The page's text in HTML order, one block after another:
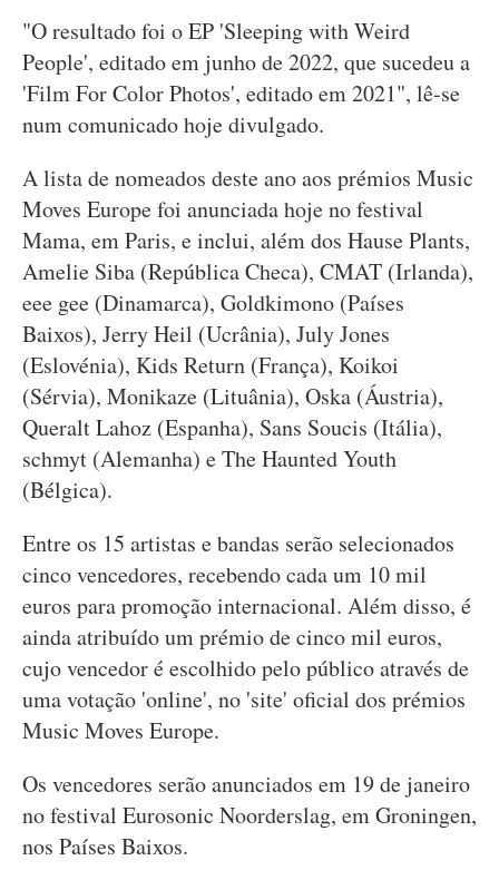
"O resultado foi o EP 'Sleeping with Weird
People', editado em junho de 2022, que sucedeu a
'Film For Color Photos', editado em 2021", lê-se
num comunicado hoje divulgado.
A lista de nomeados deste ano aos prémios Music
Moves Europe foi anunciada hoje no festival
Mama, em Paris, e inclui, além dos Hause Plants,
Amelie Siba (República Checa), CMAT (Irlanda),
eee gee (Dinamarca), Goldkimono (Países
Baixos), Jerry Heil (Ucrânia), July Jones
(Eslovénia), Kids Return (França), Koikoi
(Sérvia), Monikaze (Lituânia), Oska (Áustria),
Queralt Lahoz (Espanha), Sans Soucis (Itália),
schmyt (Alemanha) e The Haunted Youth
(Bélgica).
Entre os 15 artistas e bandas serão selecionados
cinco vencedores, recebendo cada um 10 mil
euros para promoção internacional. Além disso, é
ainda atribuído um prémio de cinco mil euros,
cujo vencedor é escolhido pelo público através de
uma votação 'online', no 'site' oficial dos prémios
Music Moves Europe.
Os vencedores serão anunciados em 19 de janeiro
no festival Eurosonic Noorderslag, em Groningen,
nos Países Baixos.